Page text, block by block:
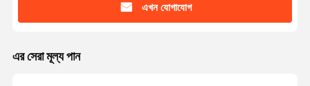
এখন যোগাযোগ
এর সেরা মূল্য পান